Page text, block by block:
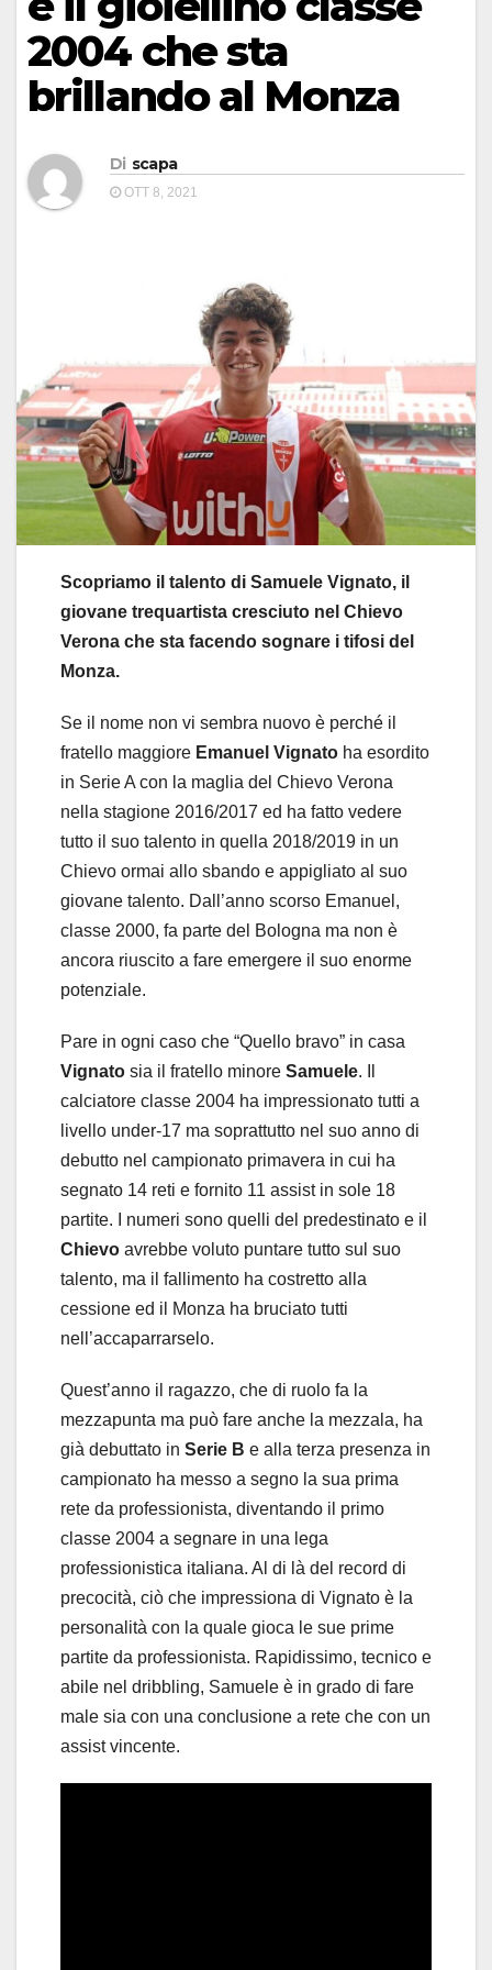
2004 che sta
brillando al Monza
Di scapa
OTT 8, 2021
Scopriamo il talento di Samuele Vignato, il
giovane trequartista cresciuto nel Chievo
Verona che sta facendo sognare i tifosi del
Monza.
Se il nome non vi sembra nuovo è perché il
fratello maggiore Emanuel Vignato ha esordito
in Serie A con la maglia del Chievo Verona
nella stagione 2016/2017 ed ha fatto vedere
tutto il suo talento in quella 2018/2019 in un
Chievo ormai allo sbando e appigliato al suo
giovane talento. Dall’anno scorso Emanuel,
classe 2000, fa parte del Bologna ma non è
ancora riuscito a fare emergere il suo enorme
potenziale.
Pare in ogni caso che “Quello bravo” in casa
Vignato sia il fratello minore Samuele. Il
calciatore classe 2004 ha impressionato tutti a
livello under-17 ma soprattutto nel suo anno di
debutto nel campionato primavera in cui ha
segnato 14 reti e fornito 11 assist in sole 18
partite. I numeri sono quelli del predestinato e il
Chievo avrebbe voluto puntare tutto sul suo
talento, ma il fallimento ha costretto alla
cessione ed il Monza ha bruciato tutti
nell’accaparrarselo.
Quest’anno il ragazzo, che di ruolo fa la
mezzapunta ma può fare anche la mezzala, ha
già debuttato in Serie B e alla terza presenza in
campionato ha messo a segno la sua prima
rete da professionista, diventando il primo
classe 2004 a segnare in una lega
professionistica italiana. Al di là del record di
precocità, ciò che impressiona di Vignato è la
personalità con la quale gioca le sue prime
partite da professionista. Rapidissimo, tecnico e
abile nel dribbling, Samuele è in grado di fare
male sia con una conclusione a rete che con un
assist vincente.